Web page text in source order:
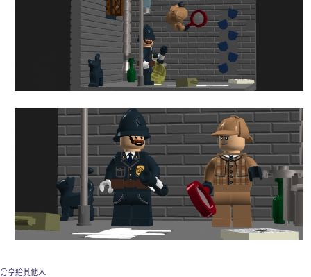
分享給其他人